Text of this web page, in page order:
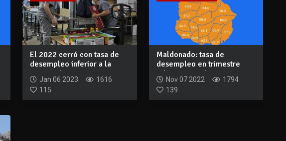
El 2022 cerró con tasa de
desempleo inferior a la
registrada...
Jan 06 2023
1616
115
Maldonado: tasa de
desempleo en trimestre
julio – setiembre...
Nov 07 2022
1794
139